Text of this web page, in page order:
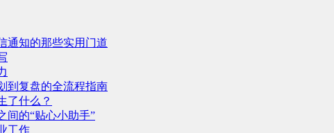
通知的那些实用门道
到复盘的全流程指南
了什么？
间的“贴心小助手”
工作